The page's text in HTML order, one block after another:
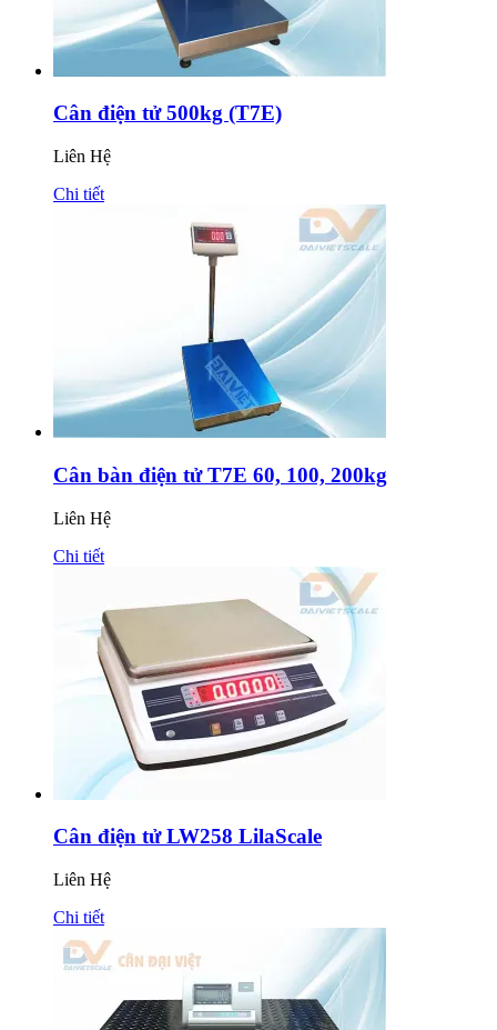
Cân điện tử 500kg (T7E)
Liên Hệ
Chi tiết
Cân bàn điện tử T7E 60, 100, 200kg
Liên Hệ
Chi tiết
Cân điện tử LW258 LilaScale
Liên Hệ
Chi tiết